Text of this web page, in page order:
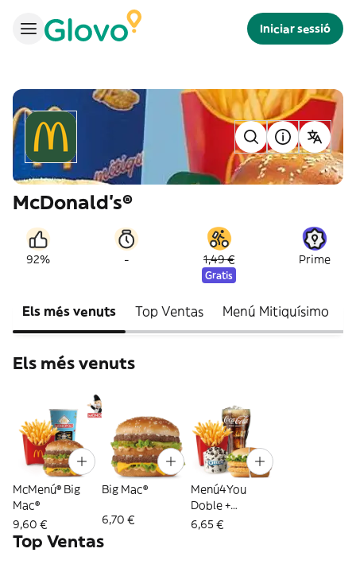
Iniciar sessió
McDonald's®
92% - 1,49 €
Gratis
Prime
Els més venuts Top Ventas Menú Mitiquísimo
Els més venuts
McMenú® Big
Mac®
9,60 €
Big Mac®
6,70 €
Menú4You
Doble +
Complemento
6,65 €
Top Ventas